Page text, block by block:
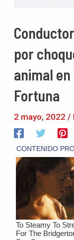
por
animal
Fortuna
2 mayo, 2022 /